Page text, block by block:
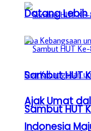
Sambut HUT
Ajak Umat
Indonesia
Datang Lebih
Sambut HUT